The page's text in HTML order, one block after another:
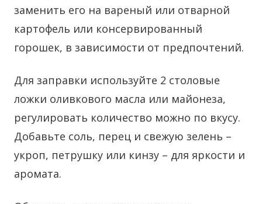
заменить его на вареный или отварной
картофель или консервированный
горошек, в зависимости от предпочтений.
Для заправки используйте 2 столовые
ложки оливкового масла или майонеза,
регулировать количество можно по вкусу.
Добавьте соль, перец и свежую зелень –
укроп, петрушку или кинзу – для яркости и
аромата.